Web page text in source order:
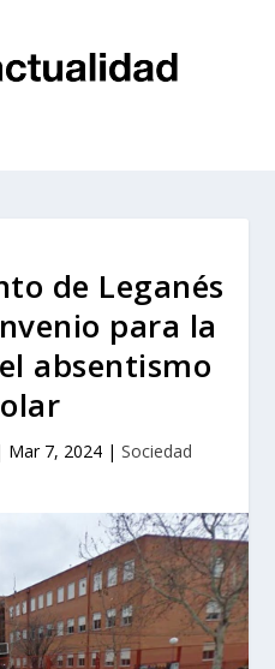
de Leganés
para la
absentismo
Mar 7, 2024 | Sociedad